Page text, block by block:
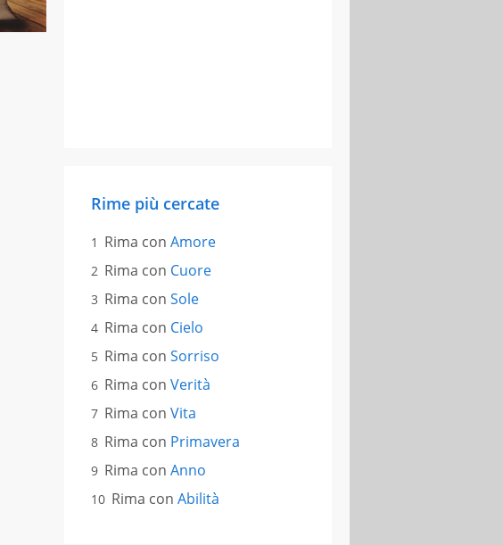
Rime più cercate
Rima con Amore
Rima con Cuore
Rima con Sole
Rima con Cielo
Rima con Sorriso
Rima con Verità
Rima con Vita
Rima con Primavera
Rima con Anno
Rima con Abilità